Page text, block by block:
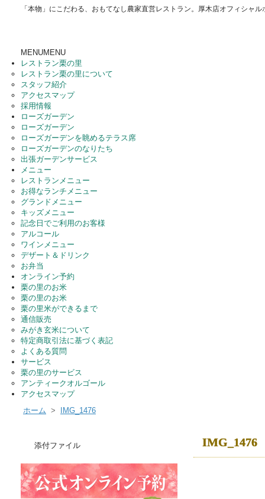
「本物」にこだわる、おもてなし農家直営レストラン。厚木店オフィシャル
MENUMENU
レストラン栗の里
レストラン栗の里について
スタッフ紹介
アクセスマップ
採用情報
ローズガーデン
ローズガーデン
ローズガーデンを眺めるテラス席
ローズガーデンのなりたち
出張ガーデンサービス
メニュー
レストランメニュー
お得なランチメニュー
グランドメニュー
キッズメニュー
記念日でご利用のお客様
アルコール
ワインメニュー
デザート＆ドリンク
お弁当
オンライン予約
栗の里のお米
栗の里のお米
栗の里米ができるまで
通信販売
みがき玄米について
特定商取引法に基づく表記
よくある質問
サービス
栗の里のサービス
アンティークオルゴール
アクセスマップ
ホーム > IMG_1476
IMG_1476
添付ファイル